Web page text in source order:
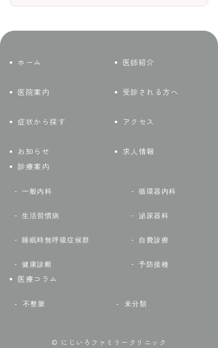
ホーム 医師紹介
医院案内 受診される方へ
症状から探す アクセス
お知らせ
求人情報
診療案内
一般内科 循環器内科
生活習慣病 泌尿器科
睡眠時無呼吸症候群 自費診療
健康診断 予防接種
医療コラム
不整脈 未分類
© にじいろファミリークリニック